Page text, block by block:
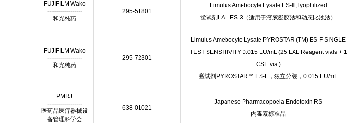
FUJIFILM Wako
------------------
和光纯药
295-51801
Limulus Amebocyte Lysate ES-Ⅲ, lyophilized
鲎试剂LAL ES-3（适用于溶胶凝胶法和动态比浊法）
FUJIFILM Wako
------------------
和光纯药
295-72301
Limulus Amebocyte Lysate PYROSTAR (TM) ES-F SINGLE
TEST SENSITIVITY 0.015 EU/mL (25 LAL Reagent vials + 1
CSE vial)
鲎试剂PYROSTAR™ ES-F，独立分装，0.015 EU/mL
PMRJ
------------------
医药品医疗器械设
备管理科学会
638-01021
Japanese Pharmacopoeia Endotoxin RS
内毒素标准品